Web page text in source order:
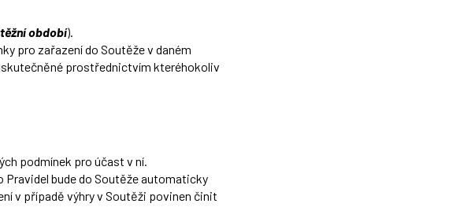
období).
pro zařazení do Soutěže v daném
prostřednictvím kteréhokoliv
podmínek pro účast v ní.
bude do Soutěže automaticky
v případě výhry v Soutěži povinen činit